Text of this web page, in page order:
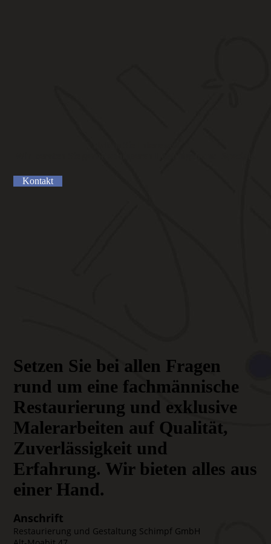
Kontakt
Setzen Sie bei allen Fragen
rund um eine fachmännische
Restaurierung und exklusive
Malerarbeiten auf Qualität,
Zuverlässigkeit und
Erfahrung. Wir bieten alles aus
einer Hand.
Anschrift
Restaurierung und Gestaltung Schimpf GmbH